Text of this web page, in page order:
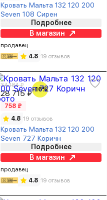
Кровать Мальта 132 120 200
Seven 108 Сирен
Подробнее
В магазин
продавец
4.8 19 отзывов
34 184 ₽
28 715 ₽-16%
758 ₽
4.8 19 отзывов
Кровать Мальта 132 120 200
Seven 727 Коричн
Подробнее
В магазин
продавец
4.8 19 отзывов